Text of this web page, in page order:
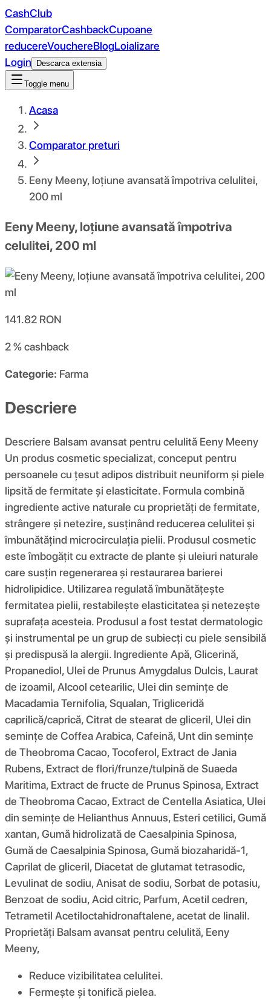
CashClub
ComparatorCashbackCupoane
reducereVouchereBlogLoializare
Login
Descarca extensia
Toggle menu
Acasa
Comparator preturi
Eeny Meeny, loțiune avansată împotriva celulitei,
200 ml
Eeny Meeny, loțiune avansată împotriva
celulitei, 200 ml
141.82 RON
2 %cashback
Categorie: Farma
Descriere
Descriere Balsam avansat pentru celulită Eeny Meeny
Un produs cosmetic specializat, conceput pentru
persoanele cu țesut adipos distribuit neuniform și piele
lipsită de fermitate și elasticitate. Formula combină
ingrediente active naturale cu proprietăți de fermitate,
strângere și netezire, susținând reducerea celulitei și
îmbunătățind microcirculația pielii. Produsul cosmetic
este îmbogățit cu extracte de plante și uleiuri naturale
care susțin regenerarea și restaurarea barierei
hidrolipidice. Utilizarea regulată îmbunătățește
fermitatea pielii, restabilește elasticitatea și netezește
suprafața acesteia. Produsul a fost testat dermatologic
și instrumental pe un grup de subiecți cu piele sensibilă
și predispusă la alergii. Ingrediente Apă, Glicerină,
Propanediol, Ulei de Prunus Amygdalus Dulcis, Laurat
de izoamil, Alcool cetearilic, Ulei din semințe de
Macadamia Ternifolia, Squalan, Trigliceridă
caprilică/caprică, Citrat de stearat de gliceril, Ulei din
semințe de Coffea Arabica, Cafeină, Unt din semințe
de Theobroma Cacao, Tocoferol, Extract de Jania
Rubens, Extract de flori/frunze/tulpină de Suaeda
Maritima, Extract de fructe de Prunus Spinosa, Extract
de Theobroma Cacao, Extract de Centella Asiatica, Ulei
din semințe de Helianthus Annuus, Esteri cetilici, Gumă
xantan, Gumă hidrolizată de Caesalpinia Spinosa,
Gumă de Caesalpinia Spinosa, Gumă biozaharidă-1,
Caprilat de gliceril, Diacetat de glutamat tetrasodic,
Levulinat de sodiu, Anisat de sodiu, Sorbat de potasiu,
Benzoat de sodiu, Acid citric, Parfum, Acetil cedren,
Tetrametil Acetiloctahidronaftalene, acetat de linalil.
Proprietăți Balsam avansat pentru celulită, Eeny
Meeny,
Reduce vizibilitatea celulitei.
Fermește și tonifică pielea.